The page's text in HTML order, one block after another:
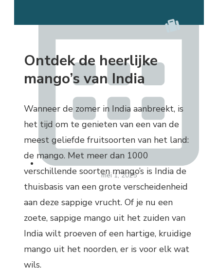
mei 1, 2025
Ontdek de heerlijke
mango’s van India
Wanneer de zomer in India aanbreekt, is
het tijd om te genieten van een van de
meest geliefde fruitsoorten van het land:
de mango. Met meer dan 1000
verschillende soorten mango’s is India de
thuisbasis van een grote verscheidenheid
aan deze sappige vrucht. Of je nu een
zoete, sappige mango uit het zuiden van
India wilt proeven of een hartige, kruidige
mango uit het noorden, er is voor elk wat
wils.